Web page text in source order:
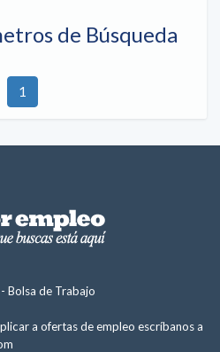
de Búsqueda
1
Bolsa de Trabajo
a ofertas de empleo escríbanos a